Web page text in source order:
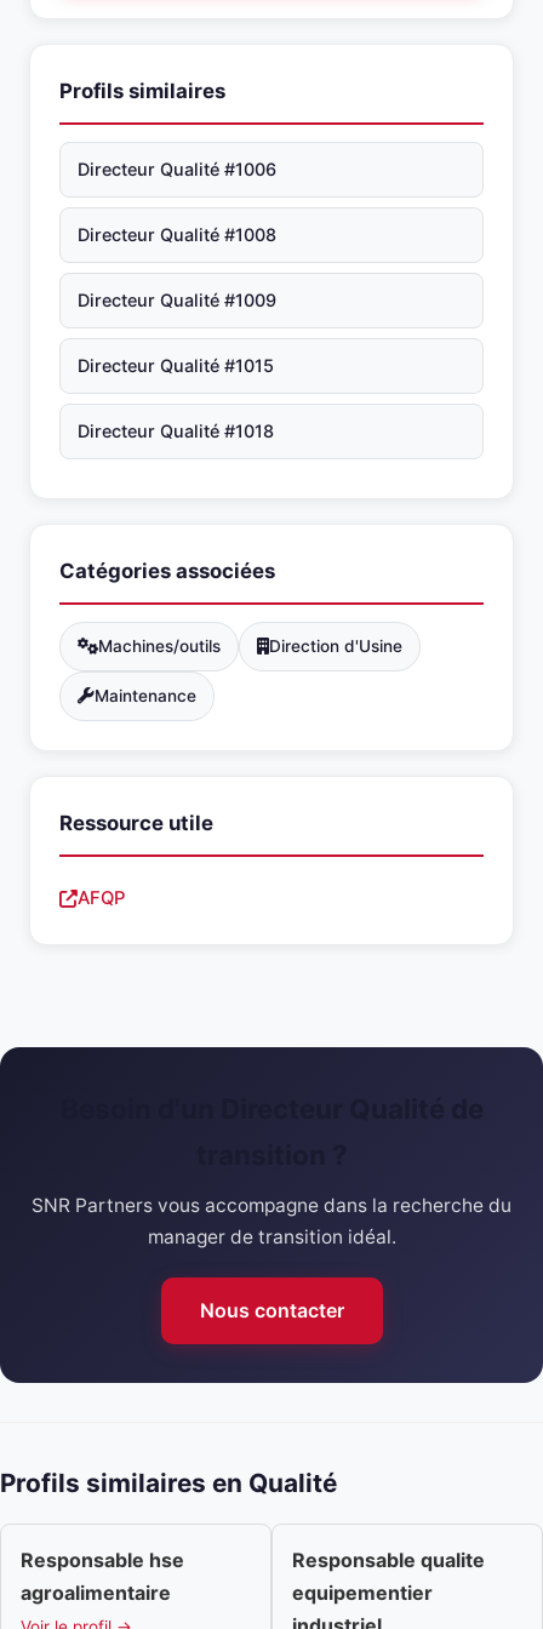
Profils similaires
Directeur Qualité #1006
Directeur Qualité #1008
Directeur Qualité #1009
Directeur Qualité #1015
Directeur Qualité #1018
Catégories associées
Machines/outils Direction d'Usine
Maintenance
Ressource utile
AFQP
SNR Partners vous accompagne dans la recherche du
manager de transition idéal.
Nous contacter
Profils similaires en Qualité
Responsable hse
agroalimentaire
Responsable qualite
equipementier